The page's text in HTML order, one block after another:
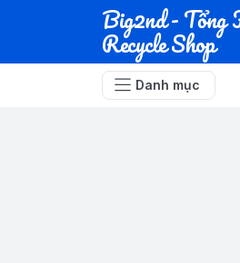
Big2nd - Tổng
Recycle Shop
Danh mục